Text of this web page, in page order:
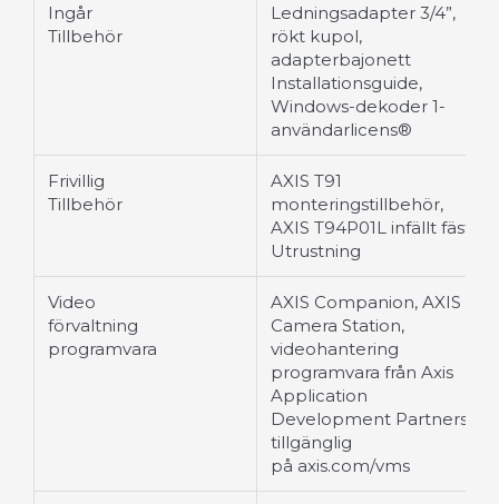
Ingår
Tillbehör
Ledningsadapter 3/4”,
rökt kupol,
adapterbajonett
Installationsguide,
Windows-dekoder 1-
användarlicens®
Frivillig
Tillbehör
AXIS T91
monteringstillbehör,
AXIS T94P01L infällt fäste
Utrustning
Video
förvaltning
programvara
AXIS Companion, AXIS
Camera Station,
videohantering
programvara från Axis
Application
Development Partners
tillgänglig
på axis.com/vms